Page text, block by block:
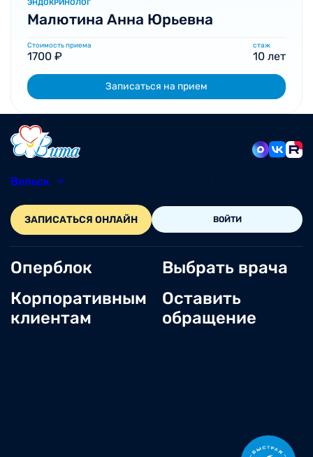
ЭНДОКРИНОЛОГ
Малютина Анна Юрьевна
Стоимость приема
1700 ₽
стаж
10 лет
Записаться на прием
Вельск
ЗАПИСАТЬСЯ ОНЛАЙН ВОЙТИ
Оперблок
Корпоративным
клиентам
Выбрать врача
Оставить
обращение